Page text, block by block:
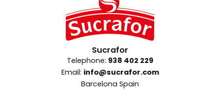
Sucrafor
Telephone: 938 402 229
Email: info@sucrafor.com
Barcelona Spain